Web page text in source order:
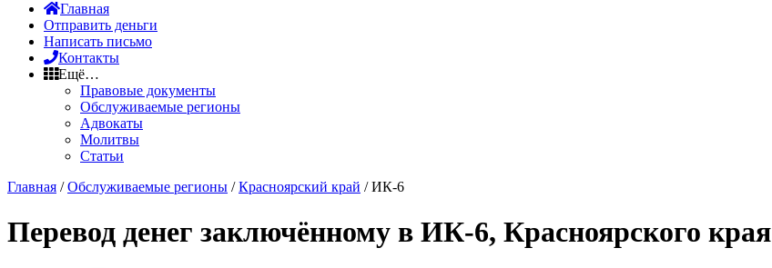
Главная
Отправить деньги
Написать письмо
Контакты
Ещё…
Правовые документы
Обслуживаемые регионы
Адвокаты
Молитвы
Статьи
Главная /Обслуживаемые регионы /Красноярский край / ИК-6
Перевод денег заключённому в ИК-6, Красноярского края